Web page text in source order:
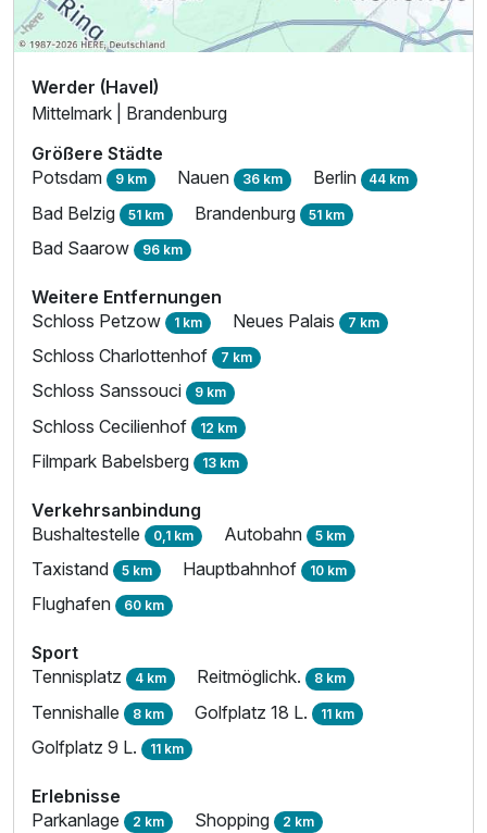
Werder (Havel)
Mittelmark | Brandenburg
Größere Städte
Potsdam 9 km Nauen 36 km Berlin 44 km
Bad Belzig 51 km Brandenburg 51 km
Bad Saarow 96 km
Weitere Entfernungen
Schloss Petzow 1 km Neues Palais 7 km
Schloss Charlottenhof 7 km
Schloss Sanssouci 9 km
Schloss Cecilienhof 12 km
Filmpark Babelsberg 13 km
Verkehrsanbindung
Bushaltestelle 0,1 km Autobahn 5 km
Taxistand 5 km Hauptbahnhof 10 km
Flughafen 60 km
Sport
Tennisplatz 4 km Reitmöglichk. 8 km
Tennishalle 8 km Golfplatz 18 L. 11 km
Golfplatz 9 L. 11 km
Erlebnisse
Parkanlage 2 km Shopping 2 km